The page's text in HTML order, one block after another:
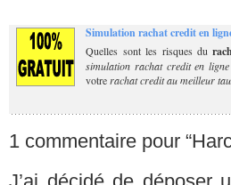
Simulation rachat credit en
Quelles sont les risques du
simulation rachat credit en
votrerachat credit au meilleur
1 commentaire pour